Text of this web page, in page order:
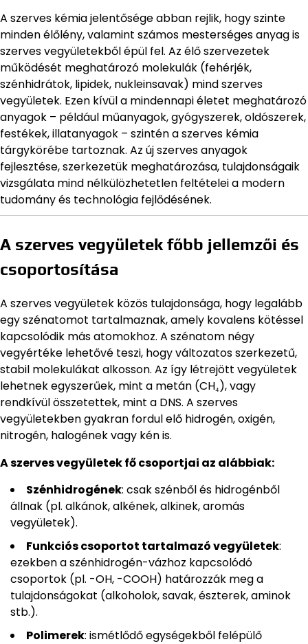
A szerves kémia jelentősége abban rejlik, hogy szinte
minden élőlény, valamint számos mesterséges anyag is
szerves vegyületekből épül fel. Az élő szervezetek
működését meghatározó molekulák (fehérjék,
szénhidrátok, lipidek, nukleinsavak) mind szerves
vegyületek. Ezen kívül a mindennapi életet meghatározó
anyagok – például műanyagok, gyógyszerek, oldószerek,
festékek, illatanyagok – szintén a szerves kémia
tárgykörébe tartoznak. Az új szerves anyagok
fejlesztése, szerkezetük meghatározása, tulajdonságaik
vizsgálata mind nélkülözhetetlen feltételei a modern
tudomány és technológia fejlődésének.
A szerves vegyületek főbb jellemzői és
csoportosítása
A szerves vegyületek közös tulajdonsága, hogy legalább
egy szénatomot tartalmaznak, amely kovalens kötéssel
kapcsolódik más atomokhoz. A szénatom négy
vegyértéke lehetővé teszi, hogy változatos szerkezetű,
stabil molekulákat alkosson. Az így létrejött vegyületek
lehetnek egyszerűek, mint a metán (CH₄), vagy
rendkívül összetettek, mint a DNS. A szerves
vegyületekben gyakran fordul elő hidrogén, oxigén,
nitrogén, halogének vagy kén is.
A szerves vegyületek fő csoportjai az alábbiak:
Szénhidrogének: csak szénből és hidrogénből
állnak (pl. alkánok, alkének, alkinek, aromás
vegyületek).
Funkciós csoportot tartalmazó vegyületek:
ezekben a szénhidrogén-vázhoz kapcsolódó
csoportok (pl. -OH, -COOH) határozzák meg a
tulajdonságokat (alkoholok, savak, észterek, aminok
stb.).
Polimerek: ismétlődő egységekből felépülő